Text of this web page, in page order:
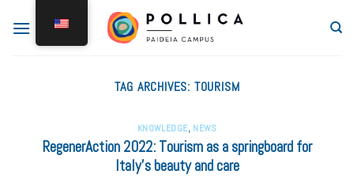
TAG ARCHIVES: TOURISM
KNOWLEDGE, NEWS
RegenerAction 2022: Tourism as a springboard for
Italy’s beauty and care